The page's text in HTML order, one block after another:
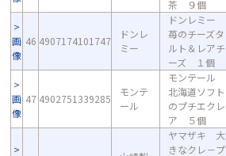
茶 ９個
画
像
46 4907174101747
ドンレ
ミー
ドンレミー
苺のチーズタ
ルト＆レアチ
ーズ １個
画
像
47 4902751339285
モンテ
ール
モンテール
北海道ソフト
のプチエクレ
ア ５個
ヤマザキ 大
きなクレ－プ